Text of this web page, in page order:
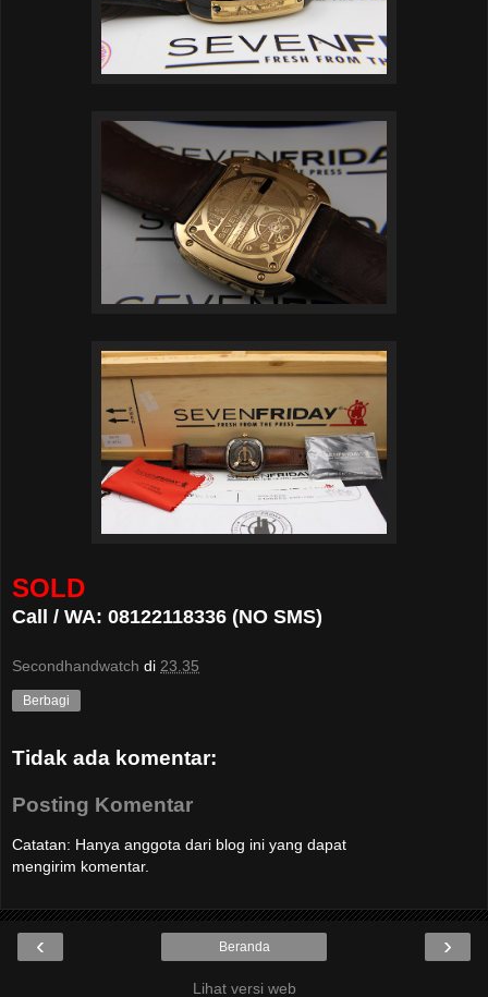
SOLD
Call / WA: 08122118336 (NO SMS)
Secondhandwatch di 23.35
Berbagi
Tidak ada komentar:
Posting Komentar
Catatan: Hanya anggota dari blog ini yang dapat
mengirim komentar.
‹ ›
Beranda
Lihat versi web